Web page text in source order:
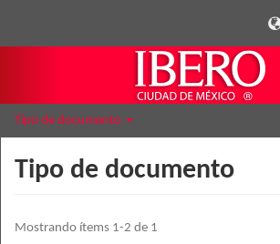
Tipo de documento
Tipo de documento
Mostrando ítems 1-2 de 1